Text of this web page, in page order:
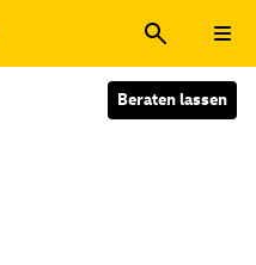
Beraten lassen